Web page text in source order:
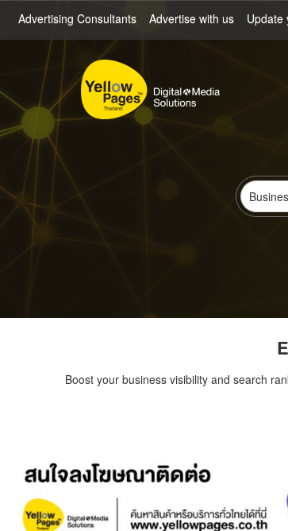
Advertising Consultants Advertise with us Update
Boost your business visibility and search